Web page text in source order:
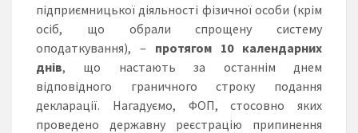
підприємницької діяльності фізичної особи (крім
осіб, що обрали спрощену систему
оподаткування), – протягом 10 календарних
днів, що настають за останнім днем
відповідного граничного строку подання
декларації. Нагадуємо, ФОП, стосовно яких
проведено державну реєстрацію припинення